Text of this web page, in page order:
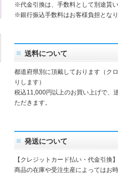
※代金引換は、手数料として別途貰
※銀行振込手数料はお客様負担とな
送料について
都道府県別に頂戴しております（ク
りします）
税込11,000円以上のお買い上げで、
ただきます。
発送について
【クレジットカード払い・代金引換】
商品の在庫や受注生産によってはお